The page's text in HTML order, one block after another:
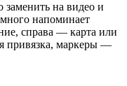
на видео и
напоминает
справа — карта или
привязка, маркеры —